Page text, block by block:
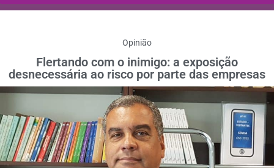
Opinião
Flertando com o inimigo: a exposição
desnecessária ao risco por parte das empresas